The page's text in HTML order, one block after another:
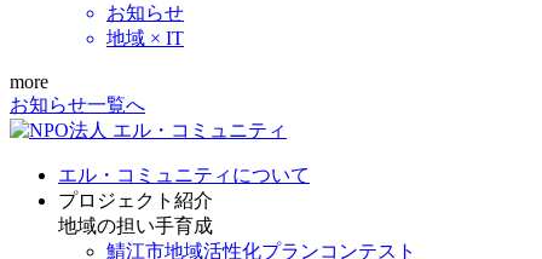
お知らせ
地域 × IT
more
お知らせ一覧へ
エル・コミュニティについて
プロジェクト紹介
地域の担い手育成
鯖江市地域活性化プランコンテスト